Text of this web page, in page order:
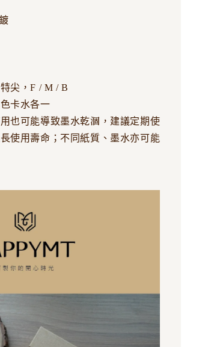
尖，F / M / B
卡水各一
也可能導致墨水乾涸，建議定期使
使用壽命；不同紙質、墨水亦可能